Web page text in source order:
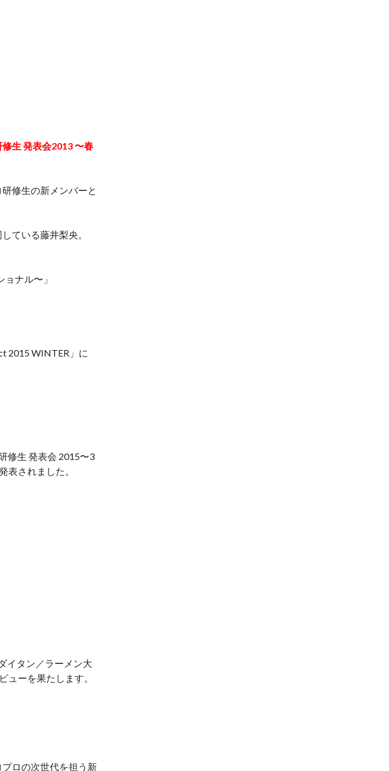
生 発表会2013 〜春
修生の新メンバーと
ている藤井梨央。
ナル〜」
2015 WINTER」に
修生 発表会 2015〜3
表されました。
イタン／ラーメン大
ューを果たします。
ロの次世代を担う新